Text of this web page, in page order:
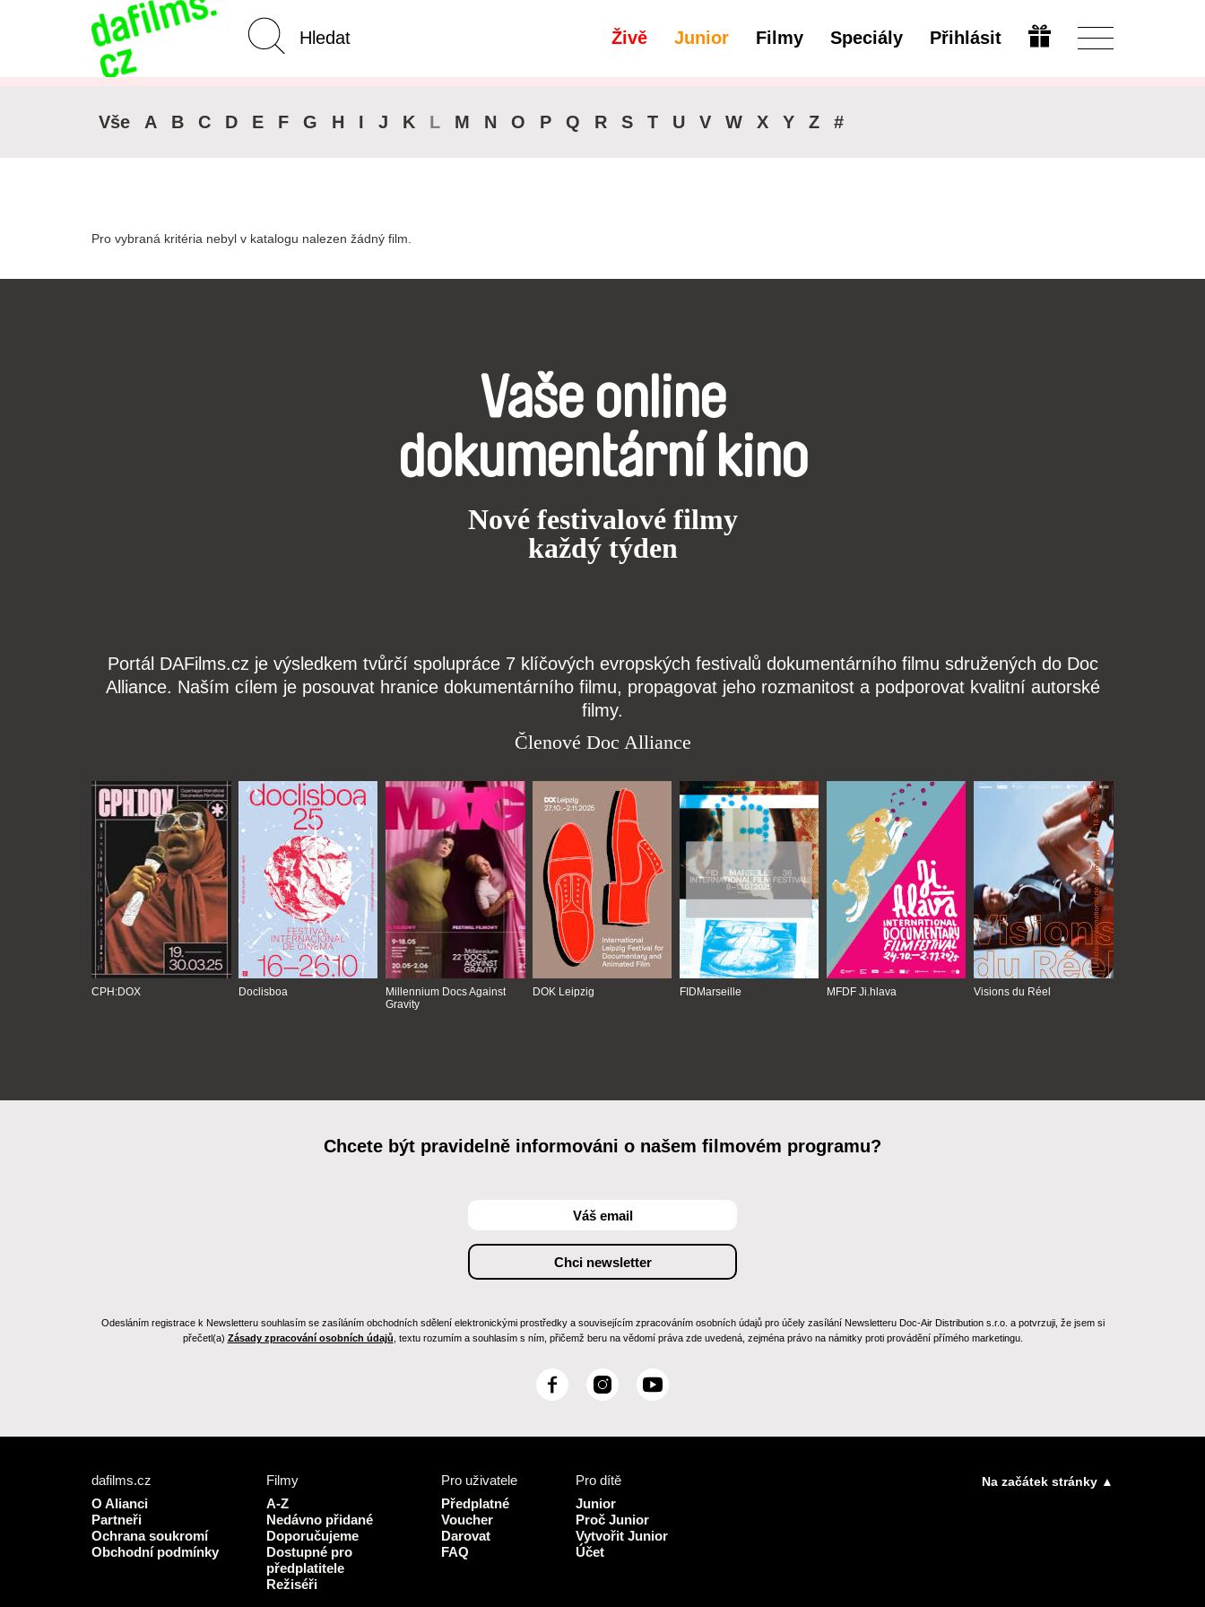
Živě Junior Filmy Speciály Přihlásit
Pokročilé vyhledávání Zvuková stopa - Chorvatština Upravit
Vše A B C D E F G H I J K L M N O P Q R S T U V W X Y Z #
Pro vybraná kritéria nebyl v katalogu nalezen žádný film.
Vaše online
dokumentární kino
Nové festivalové filmy
každý týden
Portál DAFilms.cz je výsledkem tvůrčí spolupráce 7 klíčových evropských festivalů dokumentárního filmu sdružených do Doc
Alliance. Naším cílem je posouvat hranice dokumentárního filmu, propagovat jeho rozmanitost a podporovat kvalitní autorské
filmy.
Členové Doc Alliance
CPH:DOX Doclisboa
Millennium Docs Against
Gravity
DOK Leipzig FIDMarseille MFDF Ji.hlava Visions du Réel
Chcete být pravidelně informováni o našem filmovém programu?
Odesláním registrace k Newsletteru souhlasím se zasíláním obchodních sdělení elektronickými prostředky a souvisejícím zpracováním osobních údajů pro účely zasílání Newsletteru Doc-Air Distribution s.r.o. a potvrzuji, že jsem si
přečetl(a) Zásady zpracování osobních údajů , textu rozumím a souhlasím s ním, přičemž beru na vědomí práva zde uvedená, zejména právo na námitky proti provádění přímého marketingu.
F
I
g
r
a
m
Y
dafilms.cz
O Alianci
Partneři
Ochrana soukromí
Obchodní podmínky
Filmy
A-Z
Nedávno přidané
Doporučujeme
Dostupné pro
předplatitele
Režiséři
Pro uživatele
Předplatné
Voucher
Darovat
FAQ
Pro dítě
Junior
Proč Junior
Vytvořit Junior
Účet
Na začátek stránky ▲